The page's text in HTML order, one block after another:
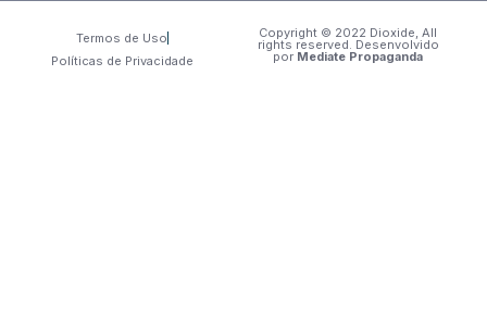
Termos de Uso
Políticas de Privacidade
Copyright © 2022 Dioxide, All
rights reserved. Desenvolvido
por Mediate Propaganda